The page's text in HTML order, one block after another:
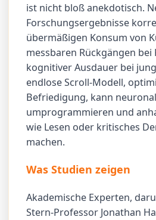
ist nicht bloß anekdotisch.
Forschungsergebnisse
übermäßigen Konsum von
messbaren Rückgängen
kognitiver Ausdauer bei
endlose Scroll-Modell,
Befriedigung, kann
umprogrammieren und
wie Lesen oder kritisches
machen.
Was Studien zeigen
Akademische Experten,
Stern-Professor Jonathan